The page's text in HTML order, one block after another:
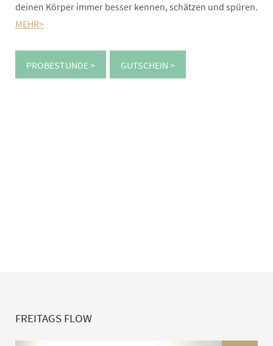
deinen Körper immer besser kennen, schätzen und spüren.
MEHR>
PROBESTUNDE > GUTSCHEIN >
FREITAGS FLOW